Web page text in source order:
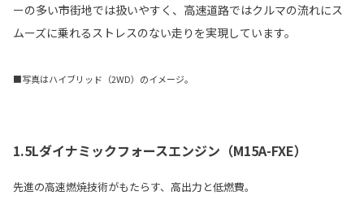
ーの多い市街地では扱いやすく、高速道路ではクルマの流れにス
ムーズに乗れるストレスのない走りを実現しています。
■写真はハイブリッド（2WD）のイメージ。
1.5Lダイナミックフォースエンジン（M15A-FXE）
先進の高速燃焼技術がもたらす、高出力と低燃費。